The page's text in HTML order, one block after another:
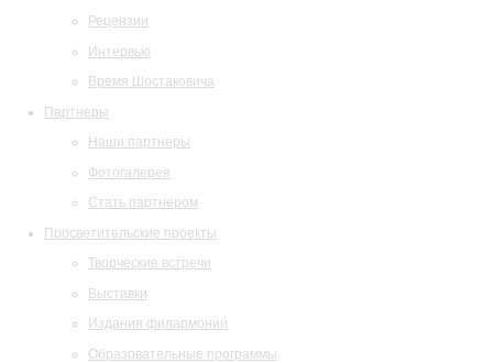
Рецензии
Интервью
Время Шостаковича
Партнеры
Наши партнеры
Фотогалерея
Стать партнером
Просветительские проекты
Творческие встречи
Выставки
Издания филармонии
Образовательные программы